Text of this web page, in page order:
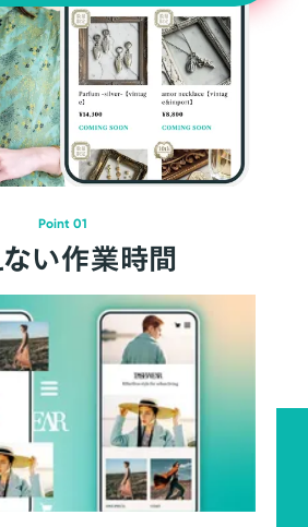
3つの理由
Point 01
い作業時間